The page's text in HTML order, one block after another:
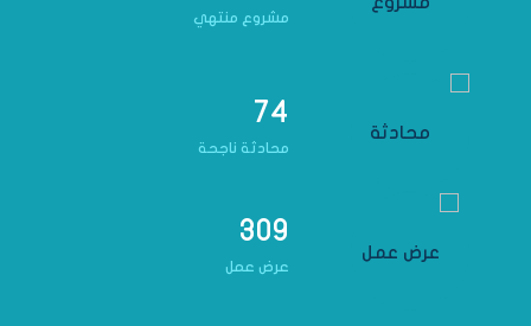
مشروع منتهي
74
محادثة ناجحة
309
عرض عمل